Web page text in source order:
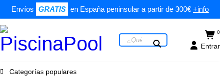
Envíos GRATIS en España peninsular a partir de 300€ +info
0
Entrar
Categorías populares